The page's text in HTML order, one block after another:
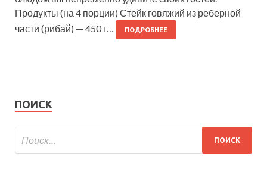
Продукты (на 4 порции) Стейк говяжий из реберной
части (рибай) — 450 г…
ПОДРОБНЕЕ
ПОИСК